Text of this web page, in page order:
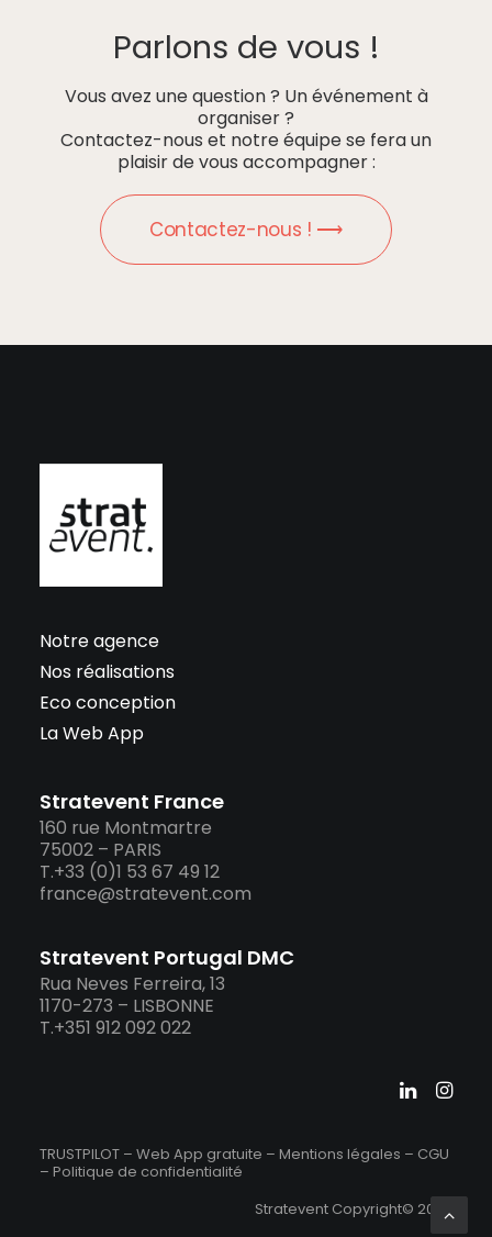
Parlons de vous !
Vous avez une question ? Un événement à
organiser ?
Contactez-nous et notre équipe se fera un
plaisir de vous accompagner :
Contactez-nous ! ⟶
Notre agence
Nos réalisations
Eco conception
La Web App
Stratevent France
160 rue Montmartre
75002 – PARIS
T.+33 (0)1 53 67 49 12
france@stratevent.com
Stratevent Portugal DMC
Rua Neves Ferreira, 13
1170-273 – LISBONNE
T.+351 912 092 022
TRUSTPILOT – Web App gratuite – Mentions légales – CGU
– Politique de confidentialité
Stratevent Copyright© 2026